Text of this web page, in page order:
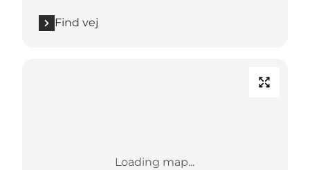
Find vej
Loading map...